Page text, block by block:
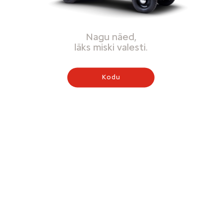
Nagu näed,
läks miski valesti.
Kodu